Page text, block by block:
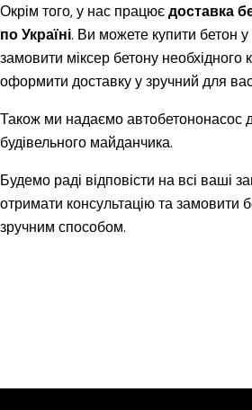
Окрім того, у нас працюєдоставка
по Україні. Ви можете купити бетон у
замовити міксер бетону необхідного
оформити доставку у зручний для
Також ми надаємо автобетононасос
будівельного майданчика.
Будемо раді відповісти на всі ваші
отримати консультацію та замовити
зручним способом.